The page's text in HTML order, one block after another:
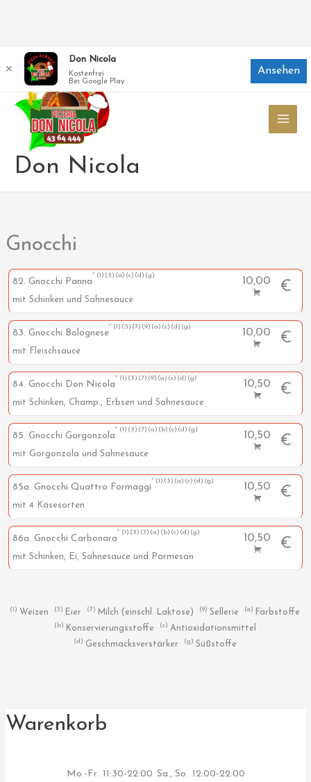
Inhalt
springen
Don Nicola
Gnocchi
82. Gnocchi Panna
1 3 a c d g 10,00 €
mit Schinken und Sahnesauce
83. Gnocchi Bolognese
1 3 7 9 a c d g 10,00 €
mit Fleischsauce
84. Gnocchi Don Nicola
1 3 7 9 a c d g 10,50 €
mit Schinken, Champ., Erbsen und Sahnesauce
85. Gnocchi Gorgonzola
1 3 7 a b c d g 10,50 €
mit Gorgonzola und Sahnesauce
85a. Gnocchi Quattro Formaggi
1 3 a c d g 10,50 €
mit 4 Käsesorten
86a. Gnocchi Carbonara
1 3 7 a b c d g 10,50 €
mit Schinken, Ei, Sahnesauce und Parmesan
1 Weizen 3 Eier 7 Milch (einschl. Laktose) 9 Sellerie a Farbstoffe
b Konservierungsstoffe c Antioxidationsmittel
d Geschmacksverstärker g Süßstoffe
Warenkorb
Mo.-Fr. 11:30-22:00 Sa., So. 12:00-22:00
✕
Don Nicola
Kostenfrei
Bei Google Play
Ansehen